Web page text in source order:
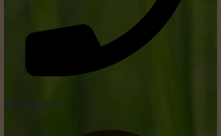
tel: +352 26 15 26